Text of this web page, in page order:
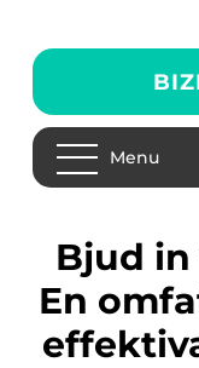
Menu
Bjud in till Zoom möte:
En